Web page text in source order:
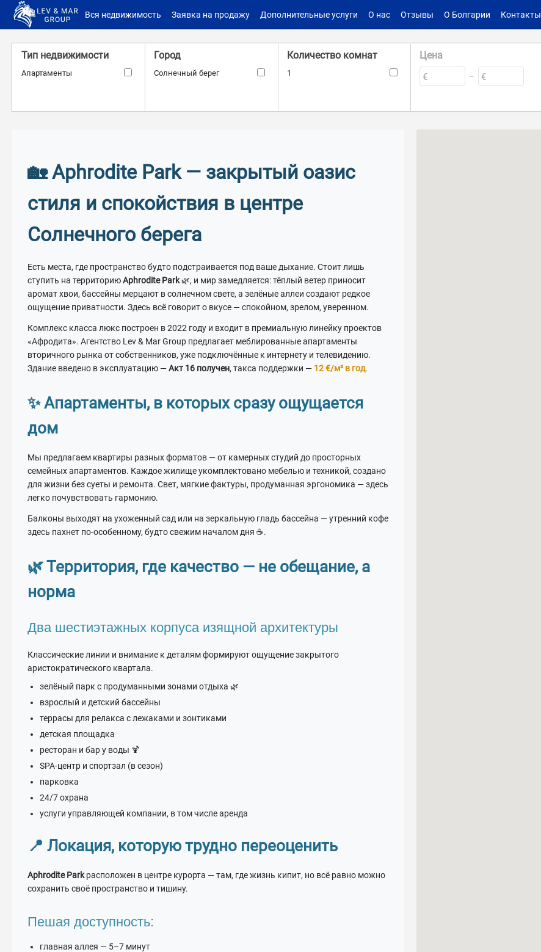
Вся недвижимость Заявка на продажу Дополнительные услуги О нас Отзывы О Болгарии Контакты
Тип недвижимости
Апартаменты
Город
Солнечный берег
Количество комнат
1
Цена
€ – €
– –
Кондиционер
🏡 Aphrodite Park — закрытый оазис
стиля и спокойствия в центре
Солнечного берега
Есть места, где пространство будто подстраивается под ваше дыхание. Стоит лишь
ступить на территориюAphrodite Park🌿, и мир замедляется: тёплый ветер приносит
аромат хвои, бассейны мерцают в солнечном свете, а зелёные аллеи создают редкое
ощущение приватности. Здесь всё говорит о вкусе — спокойном, зрелом, уверенном.
Комплекс класса люкс построен в 2022 году и входит в премиальную линейку проектов
«Афродита». Агентство Lev & Mar Group предлагает меблированные апартаменты
вторичного рынка от собственников, уже подключённые к интернету и телевидению.
Здание введено в эксплуатацию —Акт 16 получен, такса поддержки — 12 €/м² в год.
✨ Апартаменты, в которых сразу ощущается
дом
Мы предлагаем квартиры разных форматов — от камерных студий до просторных
семейных апартаментов. Каждое жилище укомплектовано мебелью и техникой, создано
для жизни без суеты и ремонта. Свет, мягкие фактуры, продуманная эргономика — здесь
легко почувствовать гармонию.
Балконы выходят на ухоженный сад или на зеркальную гладь бассейна — утренний кофе
здесь пахнет по-особенному, будто свежим началом дня ☕.
🌿 Территория, где качество — не обещание, а
норма
Два шестиэтажных корпуса изящной архитектуры
Классические линии и внимание к деталям формируют ощущение закрытого
аристократического квартала.
зелёный парк с продуманными зонами отдыха 🌿
взрослый и детский бассейны
террасы для релакса с лежаками и зонтиками
детская площадка
ресторан и бар у воды 🍹
SPA-центр и спортзал (в сезон)
парковка
24/7 охрана
услуги управляющей компании, в том числе аренда
📍 Локация, которую трудно переоценить
Aphrodite Parkрасположен в центре курорта — там, где жизнь кипит, но всё равно можно
сохранить своё пространство и тишину.
Пешая доступность:
главная аллея — 5–7 минут